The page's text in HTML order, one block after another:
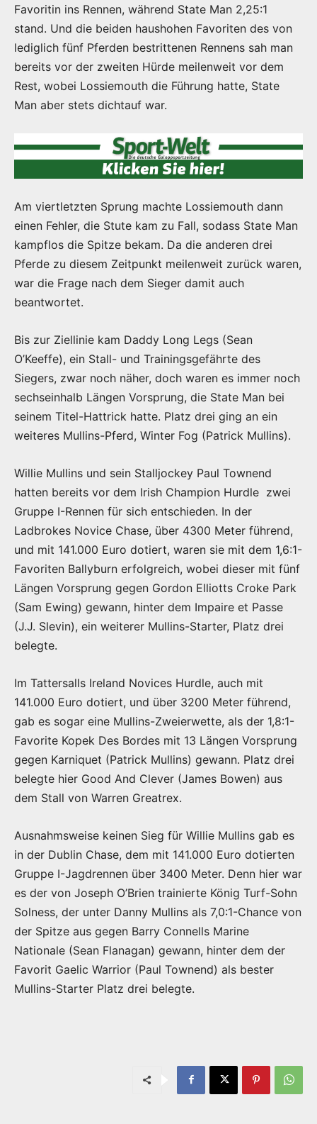
Favoritin ins Rennen, während State Man 2,25:1
stand. Und die beiden haushohen Favoriten des von
lediglich fünf Pferden bestrittenen Rennens sah man
bereits vor der zweiten Hürde meilenweit vor dem
Rest, wobei Lossiemouth die Führung hatte, State
Man aber stets dichtauf war.
Am viertletzten Sprung machte Lossiemouth dann
einen Fehler, die Stute kam zu Fall, sodass State Man
kampflos die Spitze bekam. Da die anderen drei
Pferde zu diesem Zeitpunkt meilenweit zurück waren,
war die Frage nach dem Sieger damit auch
beantwortet.
Bis zur Ziellinie kam Daddy Long Legs (Sean
O’Keeffe), ein Stall- und Trainingsgefährte des
Siegers, zwar noch näher, doch waren es immer noch
sechseinhalb Längen Vorsprung, die State Man bei
seinem Titel-Hattrick hatte. Platz drei ging an ein
weiteres Mullins-Pferd, Winter Fog (Patrick Mullins).
Willie Mullins und sein Stalljockey Paul Townend
hatten bereits vor dem Irish Champion Hurdle zwei
Gruppe I-Rennen für sich entschieden. In der
Ladbrokes Novice Chase, über 4300 Meter führend,
und mit 141.000 Euro dotiert, waren sie mit dem 1,6:1-
Favoriten Ballyburn erfolgreich, wobei dieser mit fünf
Längen Vorsprung gegen Gordon Elliotts Croke Park
(Sam Ewing) gewann, hinter dem Impaire et Passe
(J.J. Slevin), ein weiterer Mullins-Starter, Platz drei
belegte.
Im Tattersalls Ireland Novices Hurdle, auch mit
141.000 Euro dotiert, und über 3200 Meter führend,
gab es sogar eine Mullins-Zweierwette, als der 1,8:1-
Favorite Kopek Des Bordes mit 13 Längen Vorsprung
gegen Karniquet (Patrick Mullins) gewann. Platz drei
belegte hier Good And Clever (James Bowen) aus
dem Stall von Warren Greatrex.
Ausnahmsweise keinen Sieg für Willie Mullins gab es
in der Dublin Chase, dem mit 141.000 Euro dotierten
Gruppe I-Jagdrennen über 3400 Meter. Denn hier war
es der von Joseph O’Brien trainierte König Turf-Sohn
Solness, der unter Danny Mullins als 7,0:1-Chance von
der Spitze aus gegen Barry Connells Marine
Nationale (Sean Flanagan) gewann, hinter dem der
Favorit Gaelic Warrior (Paul Townend) als bester
Mullins-Starter Platz drei belegte.